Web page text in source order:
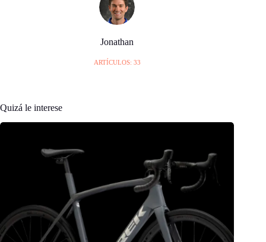
Jonathan
ARTÍCULOS: 33
Quizá le interese